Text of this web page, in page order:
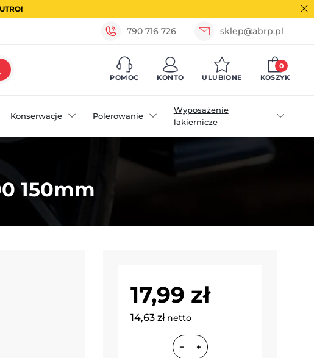
790 716 726 sklep@abrp.pl
POMOC KONTO ULUBIONE KOSZYK
0
Konserwacje Polerowanie
Wyposażenie
lakiernicze
150mm
17,99 zł
14,63 zł netto
− +